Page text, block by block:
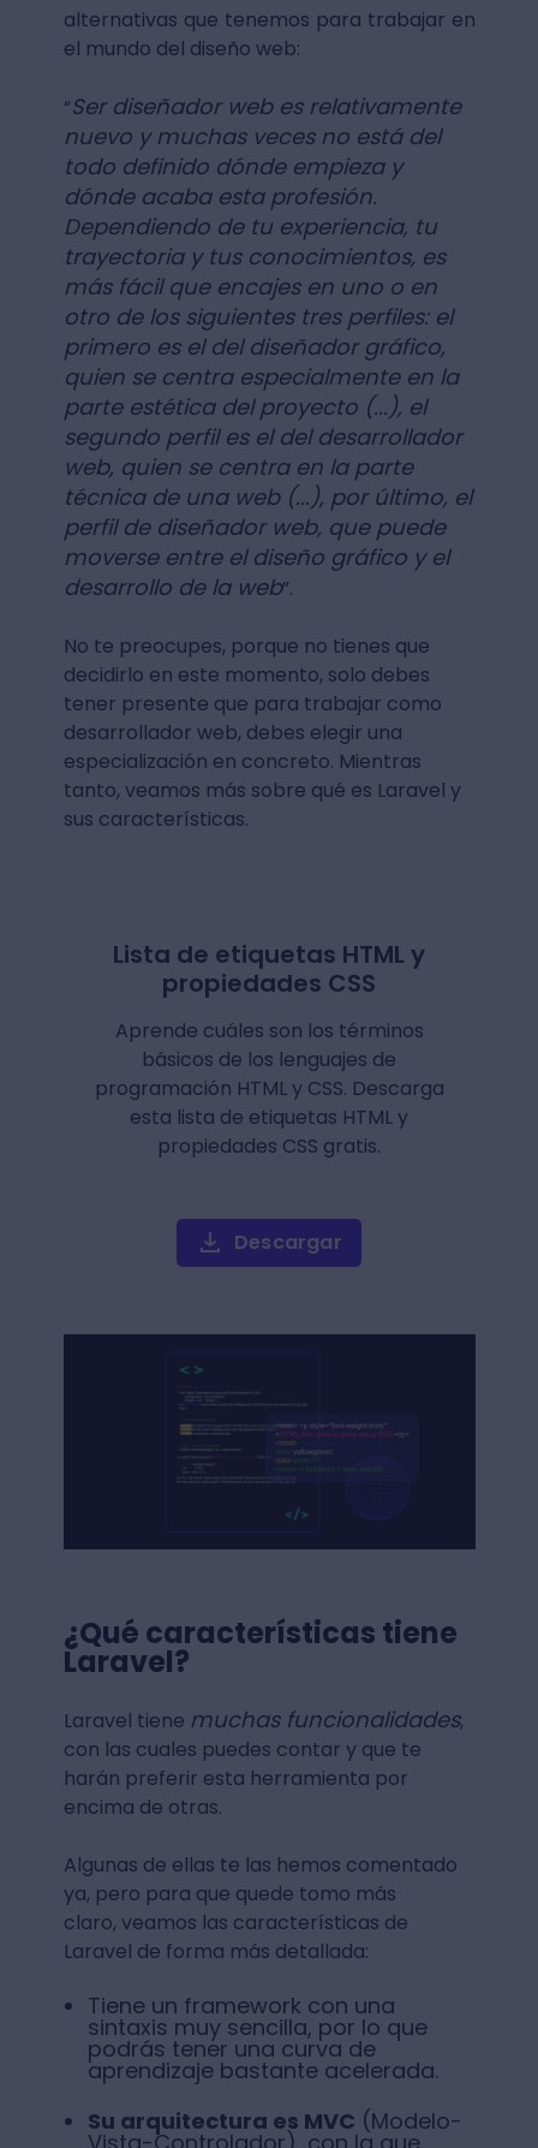
alternativas que tenemos para trabajar en
el mundo del diseño web:
“Ser diseñador web es relativamente
nuevo y muchas veces no está del
todo definido dónde empieza y
dónde acaba esta profesión.
Dependiendo de tu experiencia, tu
trayectoria y tus conocimientos, es
más fácil que encajes en uno o en
otro de los siguientes tres perfiles: el
primero es el del diseñador gráfico,
quien se centra especialmente en la
parte estética del proyecto (...), el
segundo perfil es el del desarrollador
web, quien se centra en la parte
técnica de una web (...), por último, el
perfil de diseñador web, que puede
moverse entre el diseño gráfico y el
desarrollo de la web”.
No te preocupes, porque no tienes que
decidirlo en este momento, solo debes
tener presente que para trabajar como
desarrollador web, debes elegir una
especialización en concreto. Mientras
tanto, veamos más sobre qué es Laravel y
sus características.
Lista de etiquetas HTML y
propiedades CSS
Aprende cuáles son los términos
básicos de los lenguajes de
programación HTML y CSS. Descarga
esta lista de etiquetas HTML y
propiedades CSS gratis.
Descargar
¿Qué características tiene
Laravel?
Laravel tiene muchas funcionalidades,
con las cuales puedes contar y que te
harán preferir esta herramienta por
encima de otras.
Algunas de ellas te las hemos comentado
ya, pero para que quede tomo más
claro, veamos las características de
Laravel de forma más detallada:
Tiene un framework con una
sintaxis muy sencilla, por lo que
podrás tener una curva de
aprendizaje bastante acelerada.
Su arquitectura es MVC (Modelo-